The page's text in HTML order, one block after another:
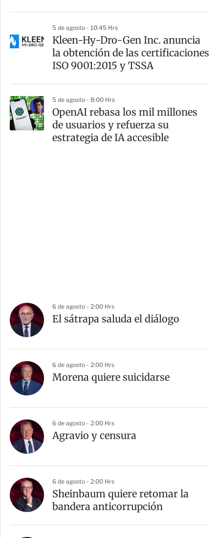
5 de agosto - 10:45 Hrs
Kleen-Hy-Dro-Gen Inc. anuncia
la obtención de las certificaciones
ISO 9001:2015 y TSSA
5 de agosto - 8:00 Hrs
OpenAI rebasa los mil millones
de usuarios y refuerza su
estrategia de IA accesible
6 de agosto - 2:00 Hrs
El sátrapa saluda el diálogo
6 de agosto - 2:00 Hrs
Morena quiere suicidarse
6 de agosto - 2:00 Hrs
Agravio y censura
6 de agosto - 2:00 Hrs
Sheinbaum quiere retomar la
bandera anticorrupción